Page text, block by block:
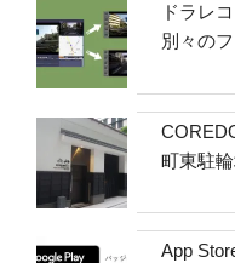
ドラレ
別々の
町東駐
App